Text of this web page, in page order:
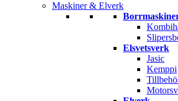
Maskiner & Elverk
Elsvetsverk
Jasic
Kemppi